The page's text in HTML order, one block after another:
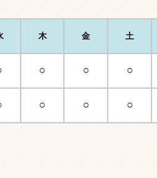
木 金 土
○ ○ ○
○ ○ ○